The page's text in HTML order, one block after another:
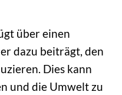
über einen
dazu beiträgt, den
Dies kann
und die Umwelt zu